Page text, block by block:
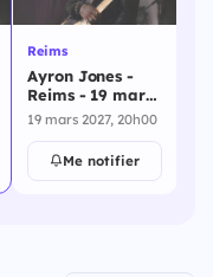
Reims
Ayron Jones -
Reims - 19 mars
2027
19 mars 2027, 20h00
Me notifier